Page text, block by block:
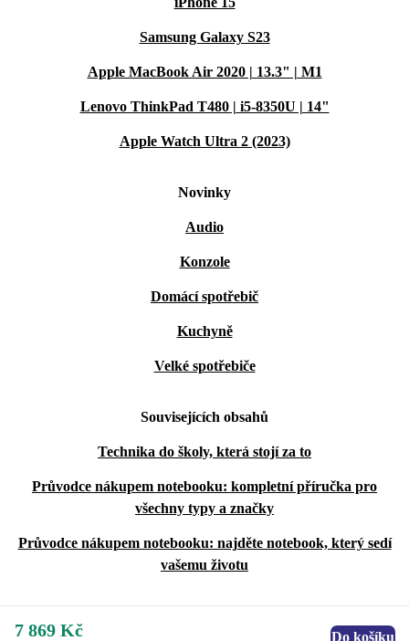
Samsung Galaxy S23
Apple MacBook Air 2020 | 13.3" | M1
Lenovo ThinkPad T480 | i5-8350U | 14"
Apple Watch Ultra 2 (2023)
Novinky
Audio
Konzole
Domácí spotřebič
Kuchyně
Velké spotřebiče
Souvisejících obsahů
Technika do školy, která stojí za to
Průvodce nákupem notebooku: kompletní příručka pro
všechny typy a značky
Průvodce nákupem notebooku: najděte notebook, který sedí
vašemu životu
7 869 Kč Do košíku